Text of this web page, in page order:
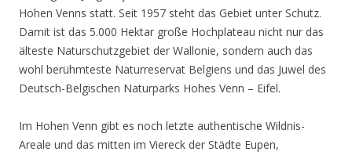
Hohen Venns statt. Seit 1957 steht das Gebiet unter Schutz.
Damit ist das 5.000 Hektar große Hochplateau nicht nur das
älteste Naturschutzgebiet der Wallonie, sondern auch das
wohl berühmteste Naturreservat Belgiens und das Juwel des
Deutsch-Belgischen Naturparks Hohes Venn – Eifel.
Im Hohen Venn gibt es noch letzte authentische Wildnis-
Areale und das mitten im Viereck der Städte Eupen,